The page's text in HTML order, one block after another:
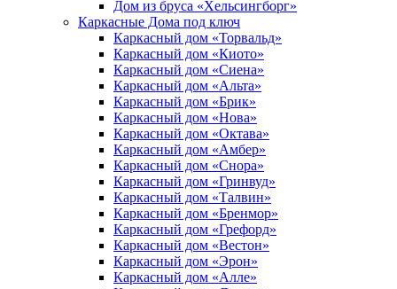
Дом из бруса «Хельсингборг»
Каркасные Дома под ключ
Каркасный дом «Торвальд»
Каркасный дом «Киото»
Каркасный дом «Сиена»
Каркасный дом «Альта»
Каркасный дом «Брик»
Каркасный дом «Нова»
Каркасный дом «Октава»
Каркасный дом «Амбер»
Каркасный дом «Снора»
Каркасный дом «Гринвуд»
Каркасный дом «Талвин»
Каркасный дом «Бренмор»
Каркасный дом «Грефорд»
Каркасный дом «Вестон»
Каркасный дом «Эрон»
Каркасный дом «Алле»